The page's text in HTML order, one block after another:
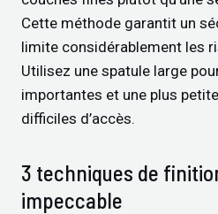
Cette méthode garantit un
limite considérablement les
Utilisez une spatule large
importantes et une plus
difficiles d’accès.
3 techniques de
impeccable